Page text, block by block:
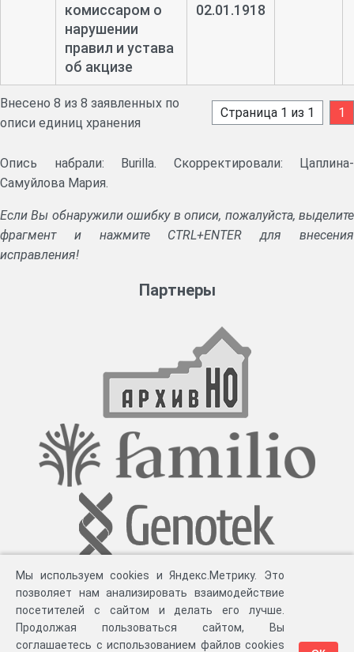
комиссаром о
нарушении
правил и устава
об акцизе
02.01.1918
Внесено 8 из 8 заявленных по
описи единиц хранения
Страница 1 из 1 1
Опись набрали: Burilla. Скорректировали: Цаплина-
Самуйлова Мария.
Если Вы обнаружили ошибку в описи, пожалуйста, выделите
фрагмент и нажмите CTRL+ENTER для внесения
исправления!
Партнеры
Мы используем cookies и Яндекс.Метрику. Это
позволяет нам анализировать взаимодействие
посетителей с сайтом и делать его лучше.
Продолжая пользоваться сайтом, Вы
соглашаетесь с использованием файлов cookies